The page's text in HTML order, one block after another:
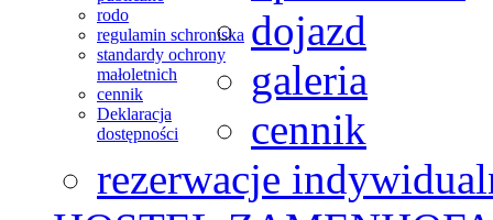
rodo
regulamin schroniska
standardy ochrony
małoletnich
cennik
Deklaracja
dostępności
dojazd
galeria
cennik
rezerwacje